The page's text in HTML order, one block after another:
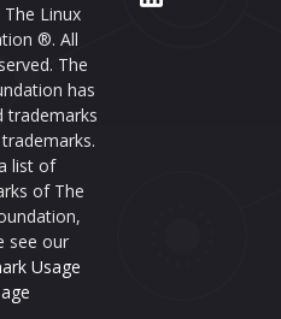
Linux
®. All
The
has
trademarks
list of
of The
see our
Usage